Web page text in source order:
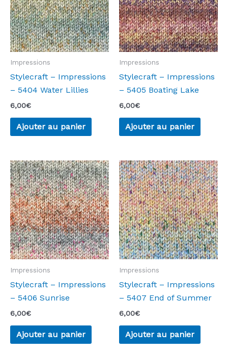
Impressions
Stylecraft – Impressions
– 5404 Water Lillies
6,00€
Ajouter au panier
Impressions
Stylecraft – Impressions
– 5405 Boating Lake
6,00€
Ajouter au panier
Impressions
Stylecraft – Impressions
– 5406 Sunrise
6,00€
Ajouter au panier
Impressions
Stylecraft – Impressions
– 5407 End of Summer
6,00€
Ajouter au panier